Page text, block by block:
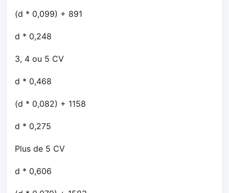
(d * 0,099) + 891
d * 0,248
3, 4 ou 5 CV
d * 0,468
(d * 0,082) + 1158
d * 0,275
Plus de 5 CV
d * 0,606